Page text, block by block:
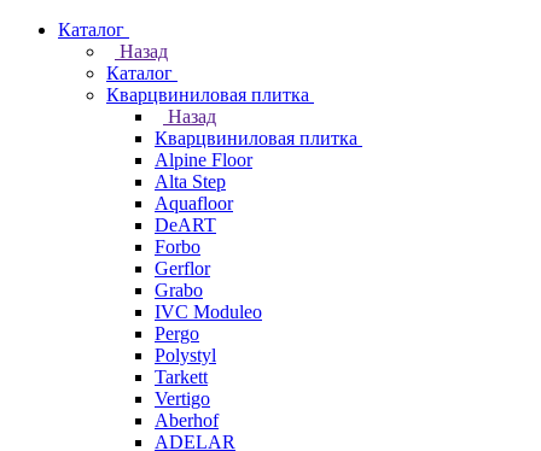
Каталог
Назад
Каталог
Кварцвиниловая плитка
Назад
Кварцвиниловая плитка
Alpine Floor
Alta Step
Aquafloor
DeART
Forbo
Gerflor
Grabo
IVC Moduleo
Pergo
Polystyl
Tarkett
Vertigo
Aberhof
ADELAR